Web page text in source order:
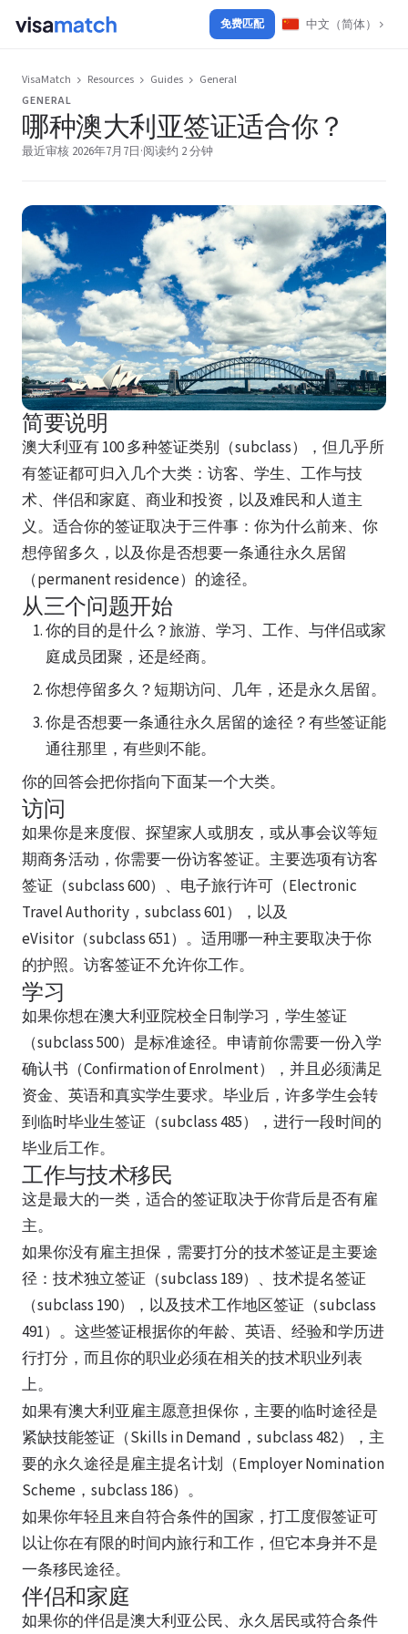
免费匹配 中文（简体）
VisaMatch Resources Guides
General
GENERAL
哪种澳大利亚签证适合你？
最近审核 2026年7月7日·阅读约 2 分钟
简要说明
澳大利亚有 100 多种签证类别（subclass），但几乎所
有签证都可归入几个大类：访客、学生、工作与技
术、伴侣和家庭、商业和投资，以及难民和人道主
义。适合你的签证取决于三件事：你为什么前来、你
想停留多久，以及你是否想要一条通往永久居留
（permanent residence）的途径。
从三个问题开始
你的目的是什么？旅游、学习、工作、与伴侣或家
庭成员团聚，还是经商。
你想停留多久？短期访问、几年，还是永久居留。
你是否想要一条通往永久居留的途径？有些签证能
通往那里，有些则不能。
你的回答会把你指向下面某一个大类。
访问
如果你是来度假、探望家人或朋友，或从事会议等短
期商务活动，你需要一份访客签证。主要选项有访客
签证（subclass 600）、电子旅行许可（Electronic
Travel Authority，subclass 601），以及
eVisitor（subclass 651）。适用哪一种主要取决于你
的护照。访客签证不允许你工作。
学习
如果你想在澳大利亚院校全日制学习，学生签证
（subclass 500）是标准途径。申请前你需要一份入学
确认书（Confirmation of Enrolment），并且必须满足
资金、英语和真实学生要求。毕业后，许多学生会转
到临时毕业生签证（subclass 485），进行一段时间的
毕业后工作。
工作与技术移民
这是最大的一类，适合的签证取决于你背后是否有雇
主。
如果你没有雇主担保，需要打分的技术签证是主要途
径：技术独立签证（subclass 189）、技术提名签证
（subclass 190），以及技术工作地区签证（subclass
491）。这些签证根据你的年龄、英语、经验和学历进
行打分，而且你的职业必须在相关的技术职业列表
上。
如果有澳大利亚雇主愿意担保你，主要的临时途径是
紧缺技能签证（Skills in Demand，subclass 482），主
要的永久途径是雇主提名计划（Employer Nomination
Scheme，subclass 186）。
如果你年轻且来自符合条件的国家，打工度假签证可
以让你在有限的时间内旅行和工作，但它本身并不是
一条移民途径。
伴侣和家庭
如果你的伴侣是澳大利亚公民、永久居民或符合条件